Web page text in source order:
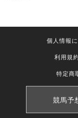
個人情報
利用規
特定商
競馬予